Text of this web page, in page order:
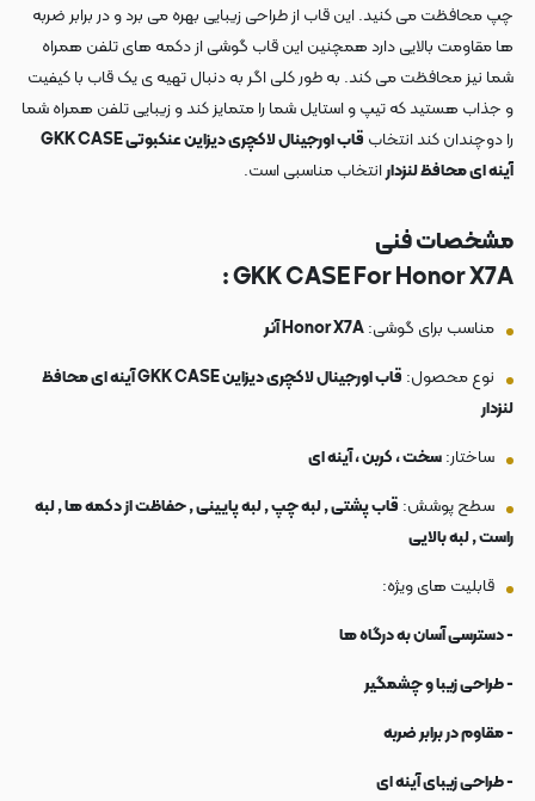
چپ محافظت می کنید. این قاب از طراحی زیبایی بهره می برد و در برابر ضربه
ها مقاومت بالایی دارد همچنین این قاب گوشی از دکمه های تلفن همراه
شما نیز محافظت می کند. به طور کلی اگر به دنبال تهیه ی یک قاب با کیفیت
و جذاب هستید که تیپ و استایل شما را متمایز کند و زیبایی تلفن همراه شما
را دوچندان کند انتخاب
قاب اورجینال لاکچری دیزاین عنکبوتی GKK CASE
آینه ای محافظ لنزدارانتخاب مناسبی است.
مشخصات فنی
GKK CASE For Honor X7A :
مناسب برای گوشی:Honor X7A آنر
نوع محصول:
قاب اورجینال لاکچری دیزاین GKK CASE آینه ای محافظ
لنزدار
ساختار:سخت ، کربن ، آینه ای
سطح پوشش: قاب پشتی , لبه چپ , لبه پایینی , حفاظت از دکمه ها , لبه
راست , لبه بالایی
قابلیت های ویژه:
- دسترسی آسان به درگاه ها
- طراحی زیبا و چشمگیر
- مقاوم در برابر ضربه
- طراحی زیبای آینه ای